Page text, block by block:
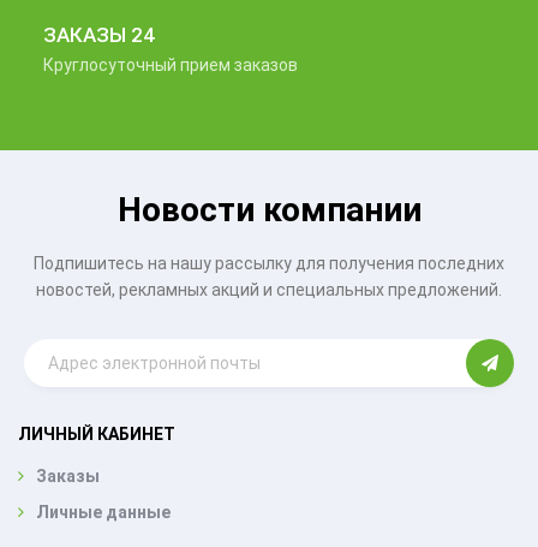
ЗАКАЗЫ 24
Круглосуточный прием заказов
Новости компании
Подпишитесь на нашу рассылку для получения последних
новостей, рекламных акций и специальных предложений.
ЛИЧНЫЙ КАБИНЕТ
Заказы
Личные данные